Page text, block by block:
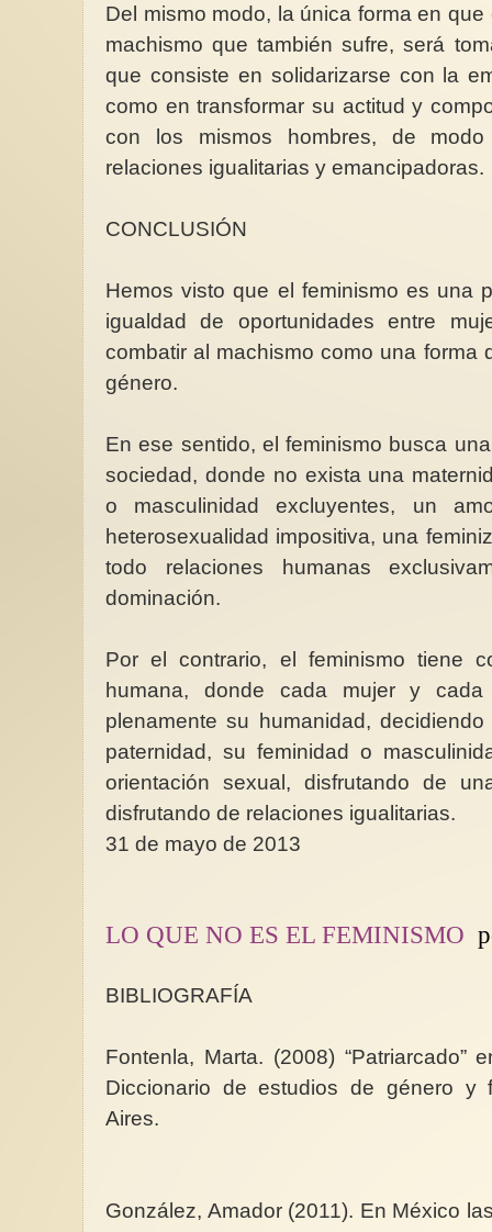
Del mismo modo, la única forma en
machismo que también sufre, será
que consiste en solidarizarse con la
como en transformar su actitud y
con los mismos hombres, de
relaciones igualitarias y emancipadoras.
CONCLUSIÓN
Hemos visto que el feminismo es una
igualdad de oportunidades entre
combatir al machismo como una forma
género.
En ese sentido, el feminismo busca
sociedad, donde no exista una
o masculinidad excluyentes, un
heterosexualidad impositiva, una
todo relaciones humanas
dominación.
Por el contrario, el feminismo tiene
humana, donde cada mujer y cada
plenamente su humanidad,
paternidad, su feminidad o
orientación sexual, disfrutando de
disfrutando de relaciones igualitarias.
31 de mayo de 2013
LO QUE NO ES EL FEMINISMO
BIBLIOGRAFÍA
Fontenla, Marta. (2008) “Patriarcado”
Diccionario de estudios de género y
Aires.
González, Amador (2011). En México